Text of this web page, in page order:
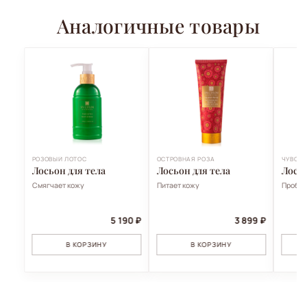
Аналогичные товары
РОЗОВЫЙ ЛОТОС
Лосьон для тела
Смягчает кожу
5 190 ₽
В КОРЗИНУ
ОСТРОВНАЯ РОЗА
Лосьон для тела
Питает кожу
3 899 ₽
В КОРЗИНУ